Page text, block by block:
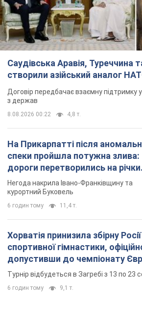
Саудівська Аравія, Туреччина
створили азійський аналог
Договір передбачає взаємну підтримку
з держав
8.08.2026 00:22 4,8 т.
На Прикарпатті після
спеки пройшла потужна злива:
дороги перетворились на річки.
Відео
Негода накрила Івано-Франківщину та
курортний Буковель
6 годин тому 11,4 т.
Хорватія принизила збірну Росії
спортивної гімнастики,
допустивши до чемпіонату
основних спортсменів
Турнір відбудеться в Загребі з 13 по 23
6 годин тому 9,1 т.